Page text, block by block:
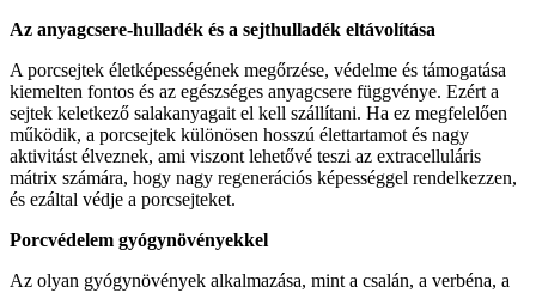
Az anyagcsere-hulladék és a sejthulladék eltávolítása
A porcsejtek életképességének megőrzése, védelme és támogatása
kiemelten fontos és az egészséges anyagcsere függvénye. Ezért a
sejtek keletkező salakanyagait el kell szállítani. Ha ez megfelelően
működik, a porcsejtek különösen hosszú élettartamot és nagy
aktivitást élveznek, ami viszont lehetővé teszi az extracelluláris
mátrix számára, hogy nagy regenerációs képességgel rendelkezzen,
és ezáltal védje a porcsejteket.
Porcvédelem gyógynövényekkel
Az olyan gyógynövények alkalmazása, mint a csalán, a verbéna, a